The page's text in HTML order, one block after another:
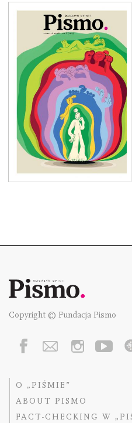
Copyright © Fundacja Pismo
O „PIŚMIE”
ABOUT PISMO
FACT-CHECKING W